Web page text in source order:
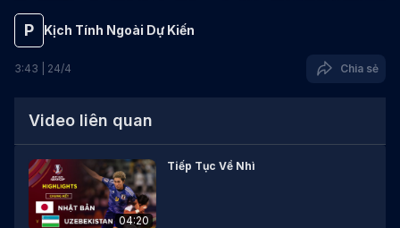
P Kịch Tính Ngoài Dự Kiến
3:43 24/4 Chia sẻ
Video liên quan
04:20
Tiếp Tục Về Nhì